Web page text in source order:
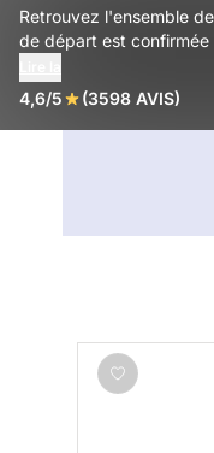
Retrouvez l'ensemble
de départ est confirmée
4,6/5 (3598 AVIS)